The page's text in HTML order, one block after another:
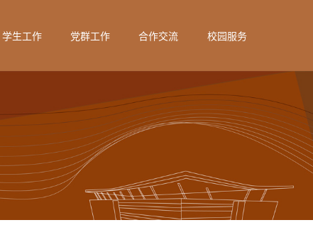
学生工作 党群工作 合作交流 校园服务